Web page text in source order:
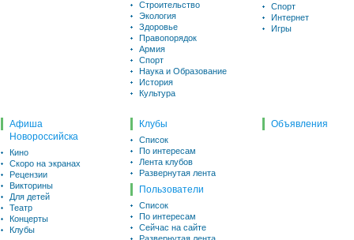
Строительство
Экология
Здоровье
Правопорядок
Армия
Спорт
Наука и Образование
История
Культура
Спорт
Интернет
Игры
Афиша
Новороссийска
Кино
Скоро на экранах
Рецензии
Викторины
Для детей
Театр
Концерты
Клубы
Клубы
Список
По интересам
Лента клубов
Развернутая лента
Пользователи
Список
По интересам
Сейчас на сайте
Объявления